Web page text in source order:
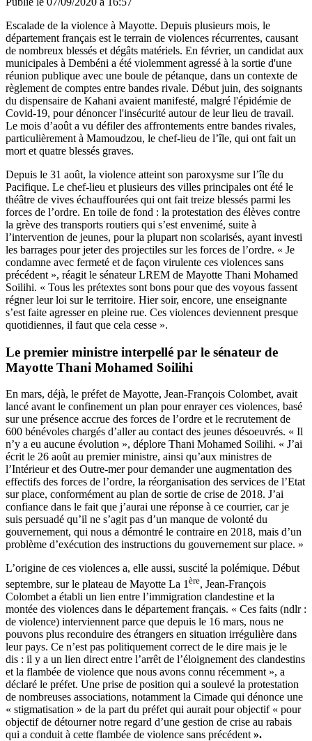
Escalade de la violence à Mayotte. Depuis plusieurs mois, le
département français est le terrain de violences récurrentes, causant
de nombreux blessés et dégâts matériels. En février, un candidat aux
municipales à Dembéni a été violemment agressé à la sortie d'une
réunion publique avec une boule de pétanque, dans un contexte de
règlement de comptes entre bandes rivale. Début juin, des soignants
du dispensaire de Kahani avaient manifesté, malgré l'épidémie de
Covid-19, pour dénoncer l'insécurité autour de leur lieu de travail.
Le mois d’août a vu défiler des affrontements entre bandes rivales,
particulièrement à Mamoudzou, le chef-lieu de l’île, qui ont fait un
mort et quatre blessés graves.
Depuis le 31 août, la violence atteint son paroxysme sur l’île du
Pacifique. Le chef-lieu et plusieurs des villes principales ont été le
théâtre de vives échauffourées qui ont fait treize blessés parmi les
forces de l’ordre. En toile de fond : la protestation des élèves contre
la grève des transports routiers qui s’est envenimé, suite à
l’intervention de jeunes, pour la plupart non scolarisés, ayant investi
les barrages pour jeter des projectiles sur les forces de l’ordre. « Je
condamne avec fermeté et de façon virulente ces violences sans
précédent », réagit le sénateur LREM de Mayotte Thani Mohamed
Soilihi. « Tous les prétextes sont bons pour que des voyous fassent
régner leur loi sur le territoire. Hier soir, encore, une enseignante
s’est faite agresser en pleine rue. Ces violences deviennent presque
quotidiennes, il faut que cela cesse ».
Le premier ministre interpellé par le sénateur de
Mayotte Thani Mohamed Soilihi
En mars, déjà, le préfet de Mayotte, Jean-François Colombet, avait
lancé avant le confinement un plan pour enrayer ces violences, basé
sur une présence accrue des forces de l’ordre et le recrutement de
600 bénévoles chargés d’aller au contact des jeunes désoeuvrés. « Il
n’y a eu aucune évolution », déplore Thani Mohamed Soilihi. « J’ai
écrit le 26 août au premier ministre, ainsi qu’aux ministres de
l’Intérieur et des Outre-mer pour demander une augmentation des
effectifs des forces de l’ordre, la réorganisation des services de l’Etat
sur place, conformément au plan de sortie de crise de 2018. J’ai
confiance dans le fait que j’aurai une réponse à ce courrier, car je
suis persuadé qu’il ne s’agit pas d’un manque de volonté du
gouvernement, qui nous a démontré le contraire en 2018, mais d’un
problème d’exécution des instructions du gouvernement sur place. »
L’origine de ces violences a, elle aussi, suscité la polémique. Début
septembre, sur le plateau de Mayotte La 1 ère, Jean-François
Colombet a établi un lien entre l’immigration clandestine et la
montée des violences dans le département français. « Ces faits (ndlr :
de violence) interviennent parce que depuis le 16 mars, nous ne
pouvons plus reconduire des étrangers en situation irrégulière dans
leur pays. Ce n’est pas politiquement correct de le dire mais je le
dis : il y a un lien direct entre l’arrêt de l’éloignement des clandestins
et la flambée de violence que nous avons connu récemment », a
déclaré le préfet. Une prise de position qui a soulevé la protestation
de nombreuses associations, notamment la Cimade qui dénonce une
« stigmatisation » de la part du préfet qui aurait pour objectif « pour
objectif de détourner notre regard d’une gestion de crise au rabais
qui a conduit à cette flambée de violence sans précédent ».